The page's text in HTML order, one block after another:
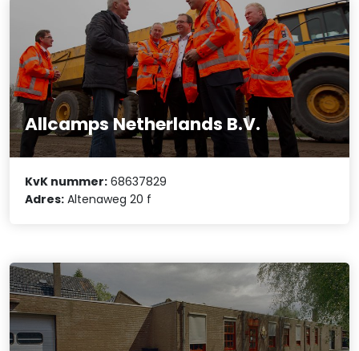
Allcamps Netherlands B.V.
KvK nummer: 68637829
Adres: Altenaweg 20 f